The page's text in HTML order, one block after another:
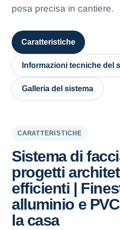
posa precisa in cantiere.
Caratteristiche
Informazioni tecniche del
Galleria del sistema
CARATTERISTICHE
Sistema di
progetti
efficienti |
alluminio e
la casa